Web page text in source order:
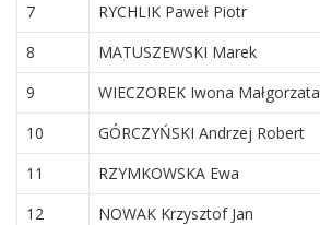
7
RYCHLIK Paweł Piotr
8
MATUSZEWSKI Marek
9
WIECZOREK Iwona Małgorzata
10
GÓRCZYŃSKI Andrzej Robert
11
RZYMKOWSKA Ewa
12
NOWAK Krzysztof Jan